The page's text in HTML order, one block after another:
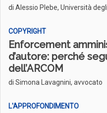
di Alessio Plebe, Università
COPYRIGHT
Enforcement
d’autore: perché
dell’ARCOM
di Simona Lavagnini, avvocato
L'APPROFONDIMENTO